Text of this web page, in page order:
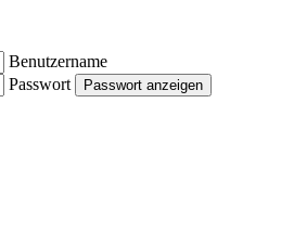
Benutzername
Passwort
Passwort anzeigen